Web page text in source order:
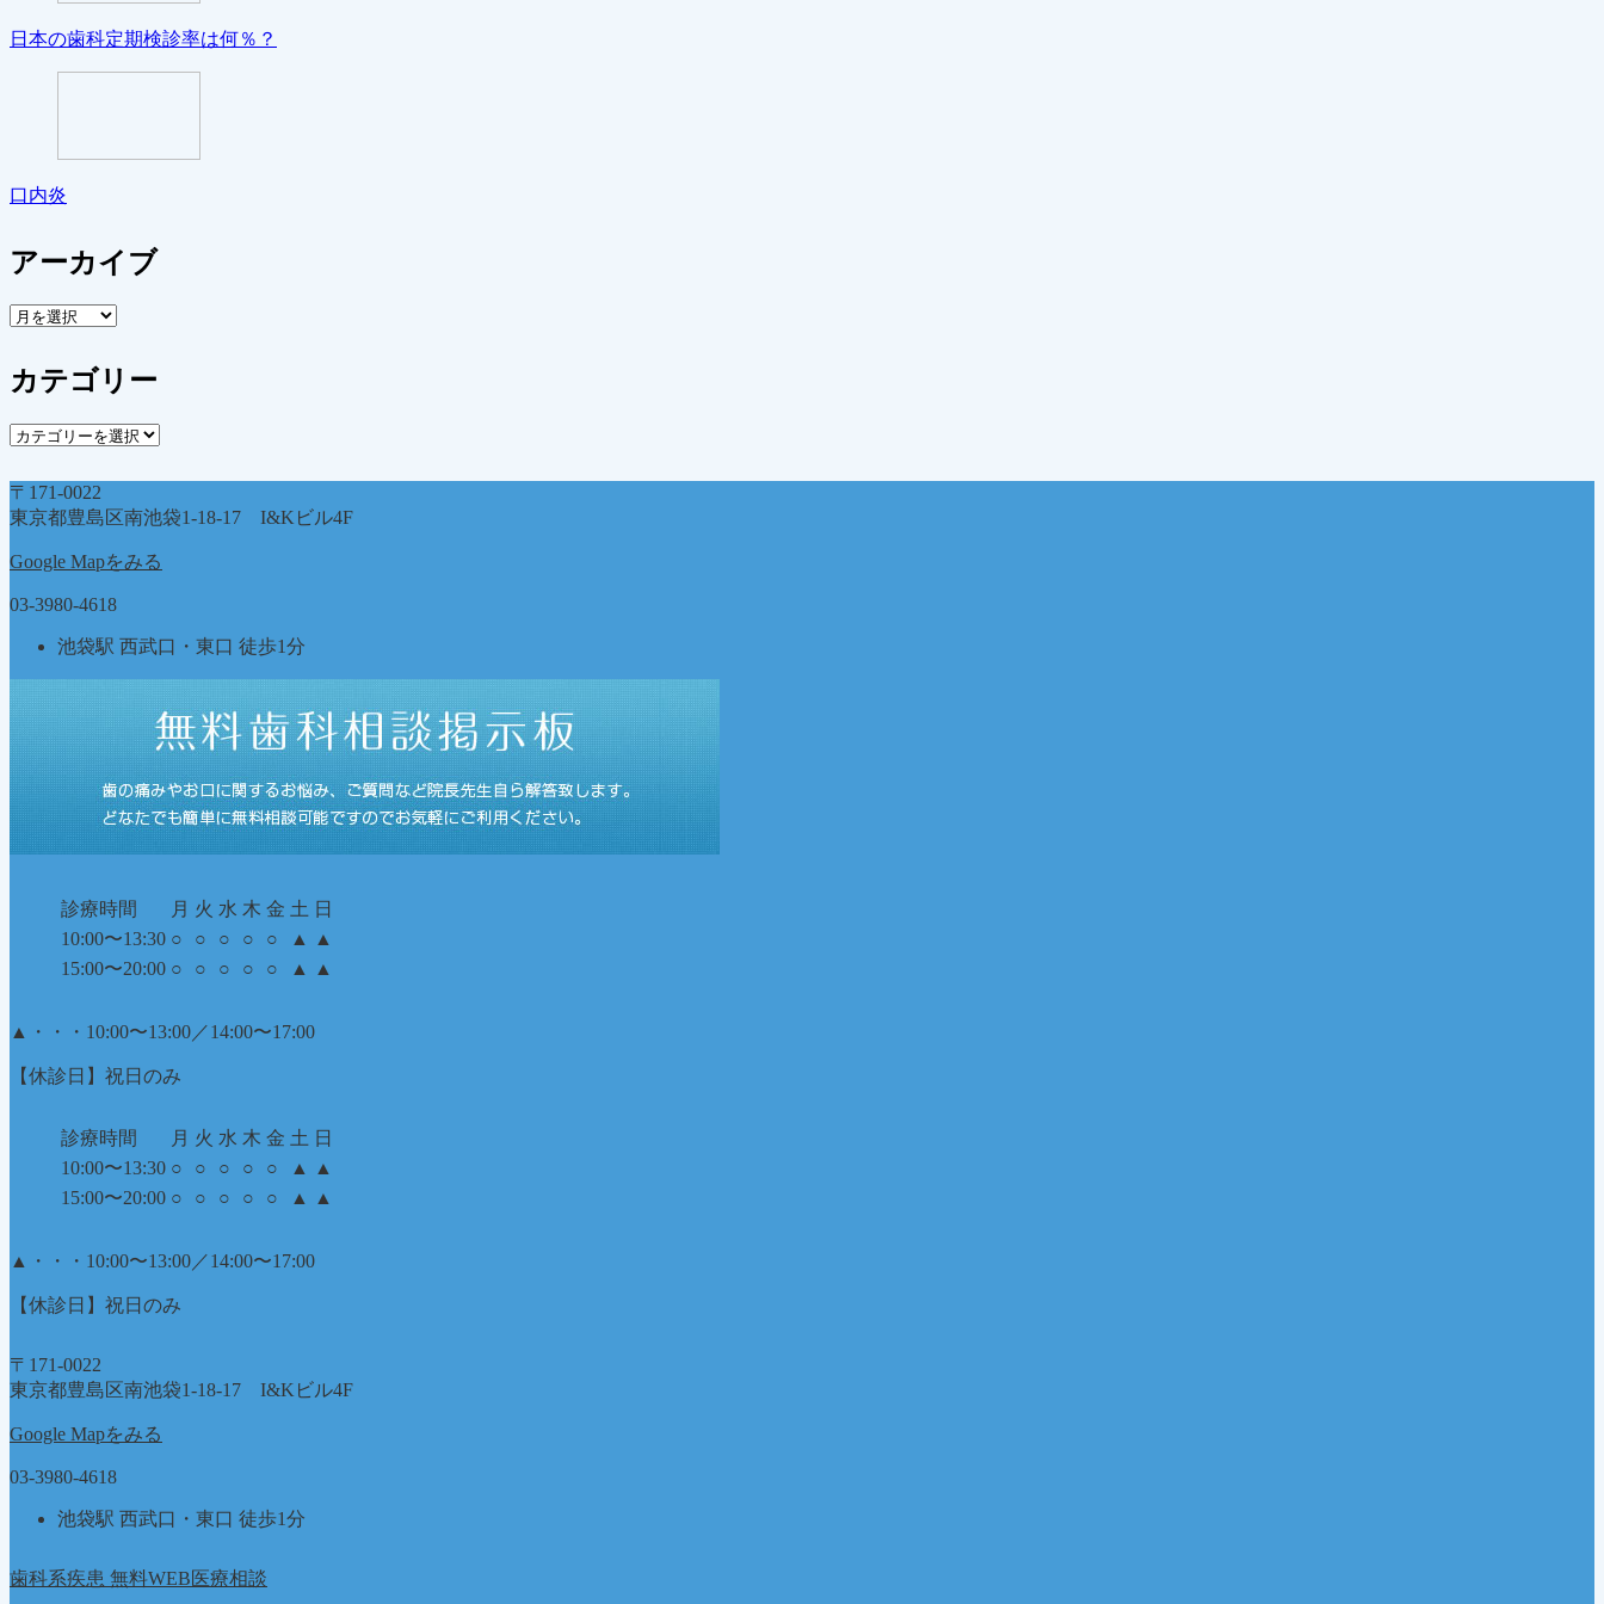
日本の歯科定期検診率は何％？
口内炎
アーカイブ
ア
カ
イ
カテゴリー
カ
ゴ
リ
〒171-0022
東京都豊島区南池袋1-18-17 I&Kビル4F
Google Mapをみる
03-3980-4618
池袋駅 西武口・東口 徒歩1分
診療時間 月 火 水 木 金 土 日
10:00〜13:30 ○ ○ ○ ○ ○ ▲
▲
15:00〜20:00 ○ ○ ○ ○ ○ ▲ ▲
▲ ・・・10:00〜13:00／14:00〜17:00
【休診日】祝日のみ
診療時間 月 火 水 木 金 土 日
10:00〜13:30 ○ ○ ○ ○ ○ ▲
▲
15:00〜20:00 ○ ○ ○ ○ ○ ▲ ▲
▲ ・・・10:00〜13:00／14:00〜17:00
【休診日】祝日のみ
〒171-0022
東京都豊島区南池袋1-18-17 I&Kビル4F
Google Mapをみる
03-3980-4618
池袋駅 西武口・東口 徒歩1分
歯科系疾患 無料WEB医療相談